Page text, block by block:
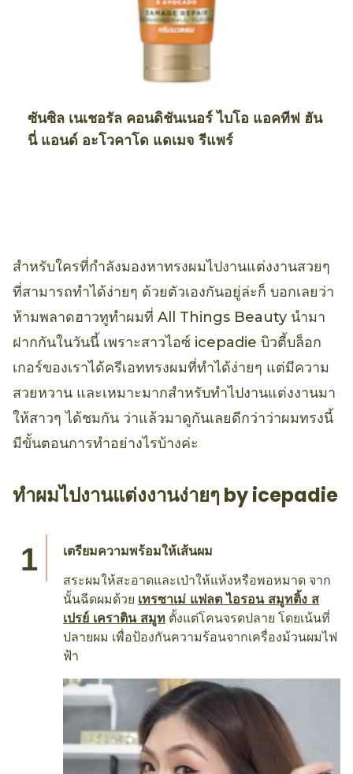
ซันซิล เนเชอรัล คอนดิชันเนอร์ ไบโอ แอคทีฟ ฮัน
นี่ แอนด์ อะโวคาโด แดเมจ รีแพร์
สำหรับใครที่กำลังมองหาทรงผมไปงานแต่งงานสวยๆ
ที่สามารถทำได้ง่ายๆ ด้วยตัวเองกันอยู่ล่ะก็ บอกเลยว่า
ห้ามพลาดฮาวทูทำผมที่ All Things Beauty นำมา
ฝากกันในวันนี้ เพราะสาวไอซ์ icepadie บิวตี้บล็อก
เกอร์ของเราได้ครีเอททรงผมที่ทำได้ง่ายๆ แต่มีความ
สวยหวาน และเหมาะมากสำหรับทำไปงานแต่งงานมา
ให้สาวๆ ได้ชมกัน ว่าแล้วมาดูกันเลยดีกว่าว่าผมทรงนี้
มีขั้นตอนการทำอย่างไรบ้างค่ะ
ทำผมไปงานแต่งงานง่ายๆ by icepadie
เตรียมความพร้อมให้เส้นผม
สระผมให้สะอาดและเป่าให้แห้งหรือพอหมาด จาก
นั้นฉีดผมด้วย เทรซาเม่ แฟลต ไอรอน สมูทติ้ง ส
เปรย์ เคราติน สมูท ตั้งแต่โคนจรดปลาย โดยเน้นที่
ปลายผม เพื่อป้องกันความร้อนจากเครื่องม้วนผมไฟ
ฟ้า